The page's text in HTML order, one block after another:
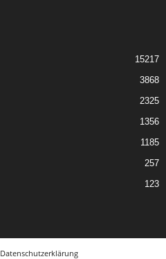
15217
3868
2325
1356
1185
257
123
Datenschutzerklärung